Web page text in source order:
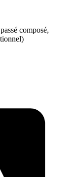
composé,